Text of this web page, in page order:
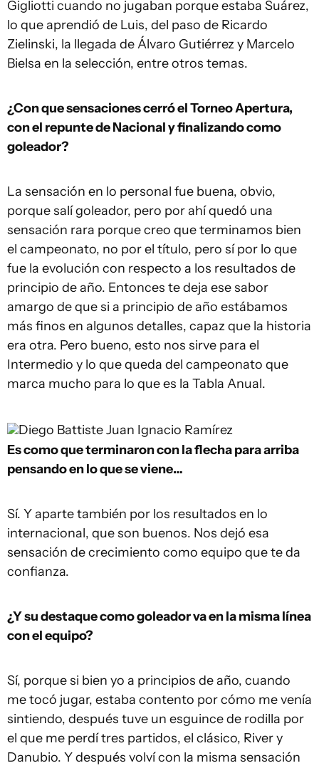
Gigliotti cuando no jugaban porque estaba Suárez,
lo que aprendió de Luis, del paso de Ricardo
Zielinski, la llegada de Álvaro Gutiérrez y Marcelo
Bielsa en la selección, entre otros temas.
¿Con que sensaciones cerró el Torneo Apertura,
con el repunte de Nacional y finalizando como
goleador?
La sensación en lo personal fue buena, obvio,
porque salí goleador, pero por ahí quedó una
sensación rara porque creo que terminamos bien
el campeonato, no por el título, pero sí por lo que
fue la evolución con respecto a los resultados de
principio de año. Entonces te deja ese sabor
amargo de que si a principio de año estábamos
más finos en algunos detalles, capaz que la historia
era otra. Pero bueno, esto nos sirve para el
Intermedio y lo que queda del campeonato que
marca mucho para lo que es la Tabla Anual.
Diego BattisteJuan Ignacio Ramírez
Es como que terminaron con la flecha para arriba
pensando en lo que se viene…
Sí. Y aparte también por los resultados en lo
internacional, que son buenos. Nos dejó esa
sensación de crecimiento como equipo que te da
confianza.
¿Y su destaque como goleador va en la misma línea
con el equipo?
Sí, porque si bien yo a principios de año, cuando
me tocó jugar, estaba contento por cómo me venía
sintiendo, después tuve un esguince de rodilla por
el que me perdí tres partidos, el clásico, River y
Danubio. Y después volví con la misma sensación